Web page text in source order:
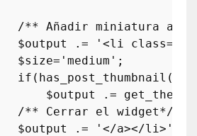
/**
Añadir miniatura al
$
output .= '<li class="
$
size=' medium ';
if ( has_post_thumbnail ($
$
output .=
/**
Cerrar el widget*/
$
output .= '</a></li>';